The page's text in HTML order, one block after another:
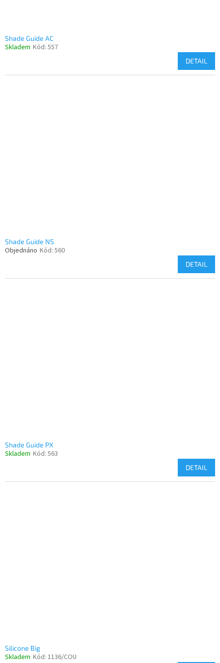
Shade Guide AC
Skladem Kód: 557
DETAIL
Shade Guide NS
Objednáno Kód: 560
DETAIL
Shade Guide PX
Skladem Kód: 563
DETAIL
Silicone Big
Skladem Kód: 1136/COU